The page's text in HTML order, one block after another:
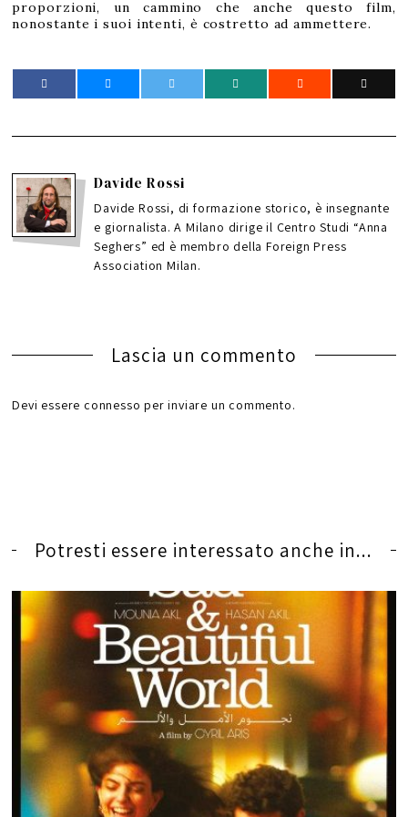
proporzioni, un cammino che anche questo film,
nonostante i suoi intenti, è costretto ad ammettere.
Davide Rossi
Davide Rossi, di formazione storico, è insegnante
e giornalista. A Milano dirige il Centro Studi “Anna
Seghers” ed è membro della Foreign Press
Association Milan.
Lascia un commento
Devi essere connesso per inviare un commento.
Potresti essere interessato anche in...